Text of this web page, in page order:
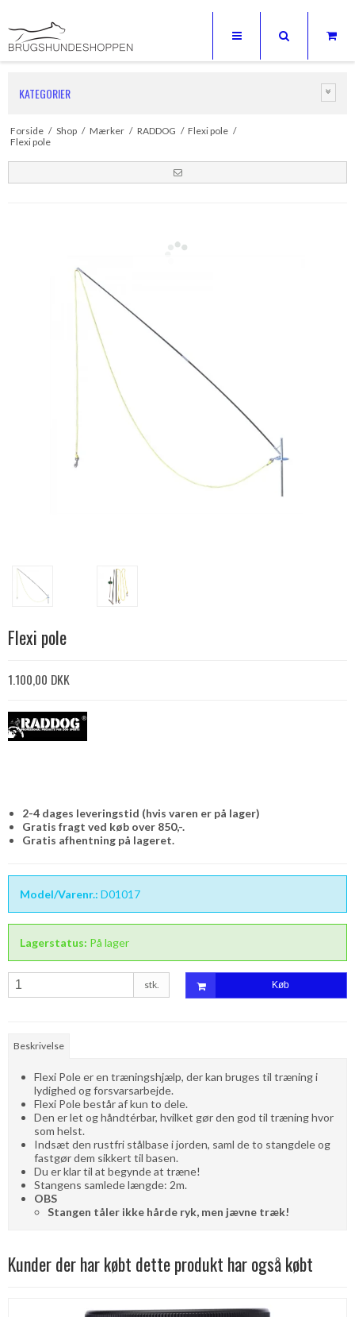
KATEGORIER
Forside / Shop / Mærker / RADDOG / Flexi pole /
Flexi pole
Flexi pole
1.100,00 DKK
2-4 dages leveringstid (hvis varen er på lager)
Gratis fragt ved køb over 850,-.
Gratis afhentning på lageret.
Model/Varenr.: D01017
Lagerstatus: På lager
stk. Køb
Beskrivelse
Flexi Pole er en træningshjælp, der kan bruges til træning i
lydighed og forsvarsarbejde.
Flexi Pole består af kun to dele.
Den er let og håndtérbar, hvilket gør den god til træning hvor
som helst.
Indsæt den rustfri stålbase i jorden, saml de to stangdele og
fastgør dem sikkert til basen.
Du er klar til at begynde at træne!
Stangens samlede længde: 2m.
OBS
Stangen tåler ikke hårde ryk, men jævne træk!
Kunder der har købt dette produkt har også købt